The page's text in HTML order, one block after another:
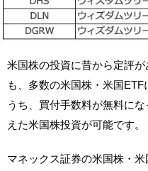
米国株の投資に昔から定評
も、多数の米国株・米国
うち、買付手数料が無料に
えた米国株投資が可能です。
マネックス証券の米国株・